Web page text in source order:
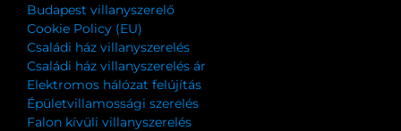
Budapest villanyszerelő
Cookie Policy (EU)
Családi ház villanyszerelés
Családi ház villanyszerelés ár
Elektromos hálózat felújítás
Épületvillamossági szerelés
Falon kívüli villanyszerelés